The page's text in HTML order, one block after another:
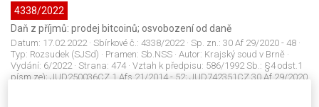
4338/2022
Daň z příjmů: prodej bitcoinů; osvobození od daně
Datum: 17.02.2022· Sbírkové č.: 4338/2022· Sp. zn.: 30 Af 29/2020 - 48 ·
Typ: Rozsudek (SJSd) · Pramen: Sb.NSS · Autor: Krajský soud v Brně ·
Vydání: 6/2022· Strana: 474· Vztah k předpisu: 586/1992 Sb.: §4 odst.1
písm.ze); JUD250036CZ 1 Afs 21/2014 - 52; JUD742351CZ 30 Af 29/2020